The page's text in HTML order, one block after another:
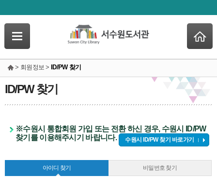
> 회원정보 > ID/PW 찾기
ID/PW 찾기
※수원시 통합회원 가입 또는 전환 하신 경우, 수원시 ID/PW
찾기를 이용해주시기 바랍니다.
수원시 ID/PW 찾기 바로가기
아이디 찾기 비밀번호 찾기